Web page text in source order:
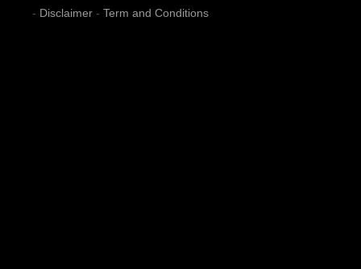
- Disclaimer - Term and Conditions